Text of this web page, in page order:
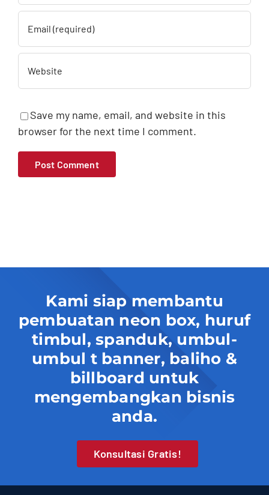
Save my name, email, and website in this
browser for the next time I comment.
Kami siap membantu
pembuatan neon box, huruf
timbul, spanduk, umbul-
umbul t banner, baliho &
billboard untuk
mengembangkan bisnis
anda.
Konsultasi Gratis!